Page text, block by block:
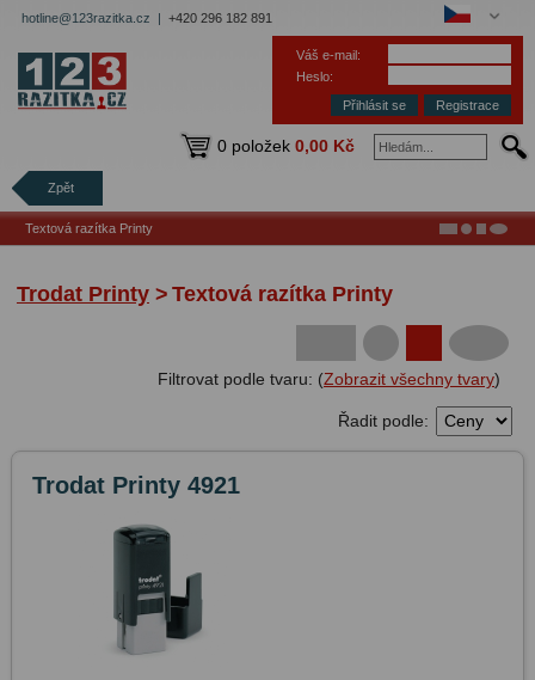
hotline@123razitka.cz | +420 296 182 891
Váš e-mail:
Heslo:
Registrace
0 položek 0,00 Kč
Zpět
Textová razítka Printy
Trodat Printy> Textová razítka Printy
Filtrovat podle tvaru: (Zobrazit všechny tvary)
Řadit podle:
Trodat Printy 4921